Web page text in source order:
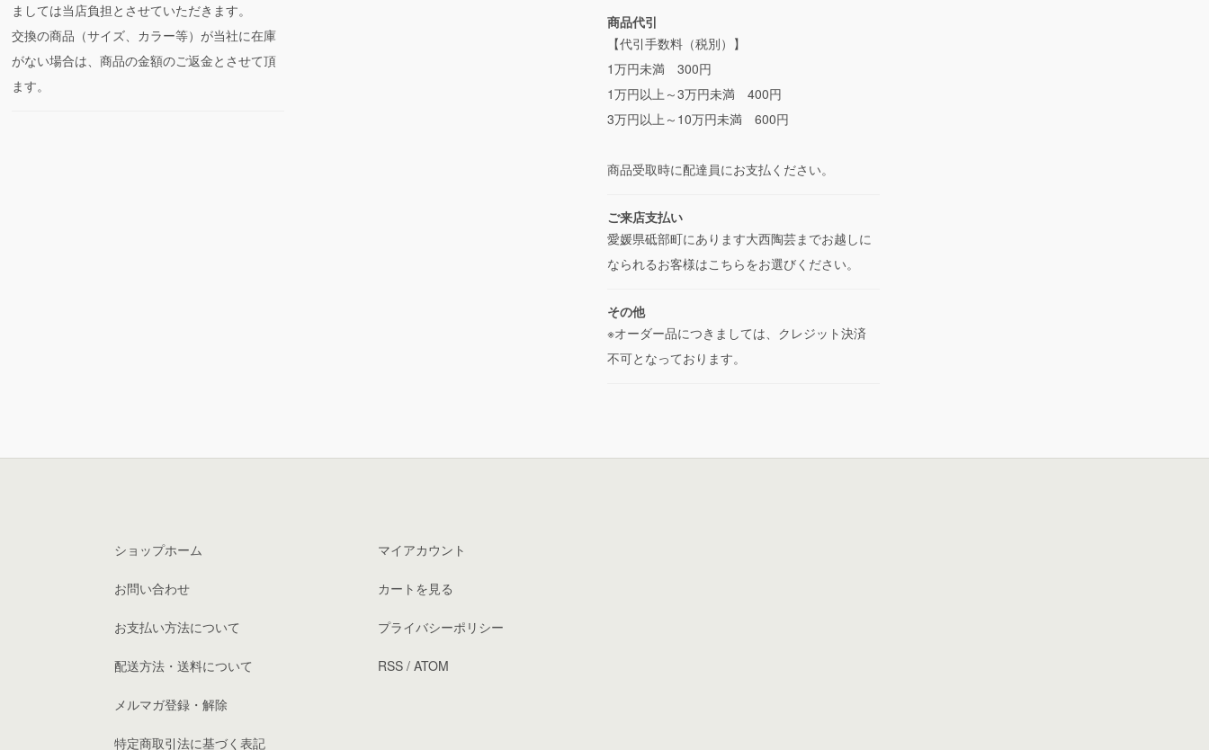
ましては当店負担とさせていただきます。
交換の商品（サイズ、カラー等）が当社に在庫
がない場合は、商品の金額のご返金とさせて頂
ます。
商品代引
【代引手数料（税別）】
1万円未満 300円
1万円以上～3万円未満 400円
3万円以上～10万円未満 600円
商品受取時に配達員にお支払ください。
ご来店支払い
愛媛県砥部町にあります大西陶芸までお越しに
なられるお客様はこちらをお選びください。
その他
※オーダー品につきましては、クレジット決済
不可となっております。
ショップホーム
お問い合わせ
お支払い方法について
配送方法・送料について
メルマガ登録・解除
特定商取引法に基づく表記
マイアカウント
カートを見る
プライバシーポリシー
RSS/ ATOM